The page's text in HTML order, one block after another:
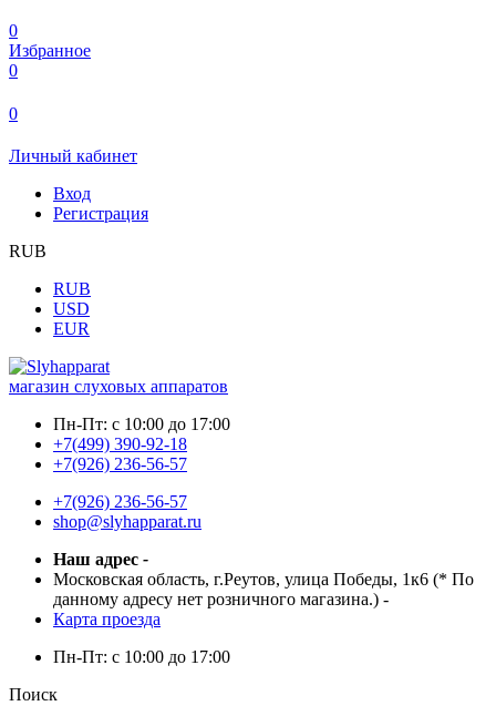
0
Избранное
0
0
Личный кабинет
Вход
Регистрация
RUB
RUB
USD
EUR
магазин слуховых аппаратов
Пн-Пт: с 10:00 до 17:00
+7(499) 390-92-18
+7(926) 236-56-57
+7(926) 236-56-57
shop@slyhapparat.ru
Наш адрес -
Московская область, г.Реутов, улица Победы, 1к6 (* По
данному адресу нет розничного магазина.) -
Карта проезда
Пн-Пт: с 10:00 до 17:00
Поиск